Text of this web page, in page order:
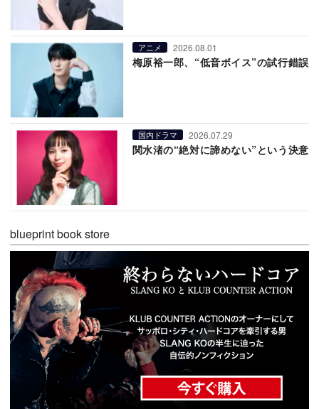
アニメ 2026.08.01
梅原裕一郎、“低音ボイス”の試行錯誤
国内ドラマ 2026.07.29
関水渚の“絶対に諦めない”という決意
blueprint book store